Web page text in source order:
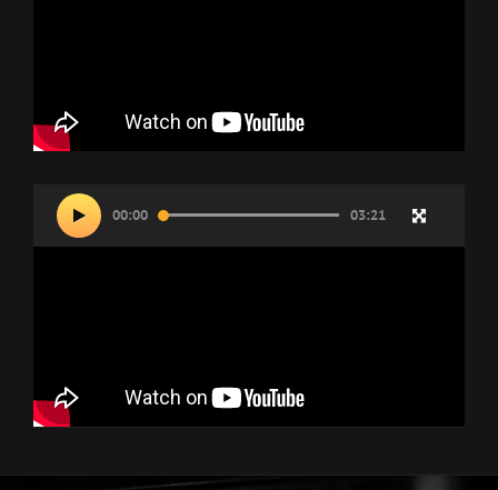
Lecteur
vidéo
00:00 03:21